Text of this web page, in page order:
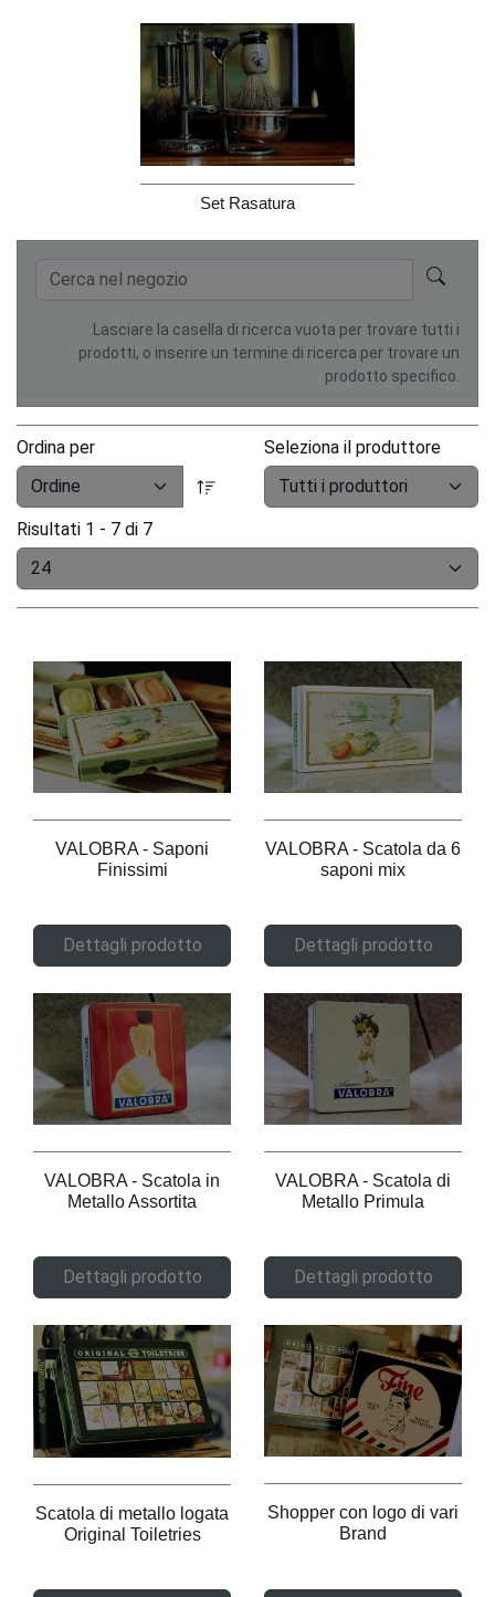
Set Rasatura
Lasciare la casella di ricerca vuota per trovare tutti i
prodotti, o inserire un termine di ricerca per trovare un
prodotto specifico.
Ordina per Seleziona il produttore
Risultati 1 - 7 di 7
VALOBRA - Saponi
Finissimi
Dettagli prodotto
VALOBRA - Scatola da 6
saponi mix
Dettagli prodotto
VALOBRA - Scatola in
Metallo Assortita
Dettagli prodotto
VALOBRA - Scatola di
Metallo Primula
Dettagli prodotto
Scatola di metallo logata
Original Toiletries
Shopper con logo di vari
Brand